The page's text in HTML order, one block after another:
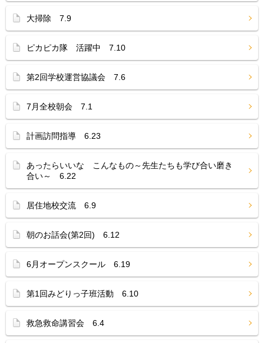
大掃除 7.9
ピカピカ隊 活躍中 7.10
第2回学校運営協議会 7.6
7月全校朝会 7.1
計画訪問指導 6.23
あったらいいな こんなもの～先生たちも学び合い磨き
合い～ 6.22
居住地校交流 6.9
朝のお話会(第2回) 6.12
6月オープンスクール 6.19
第1回みどりっ子班活動 6.10
救急救命講習会 6.4